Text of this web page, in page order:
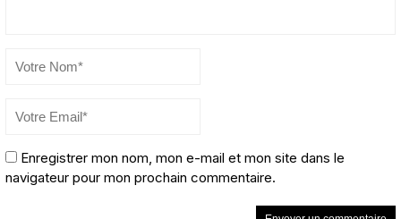
Enregistrer mon nom, mon e-mail et mon site dans le
navigateur pour mon prochain commentaire.